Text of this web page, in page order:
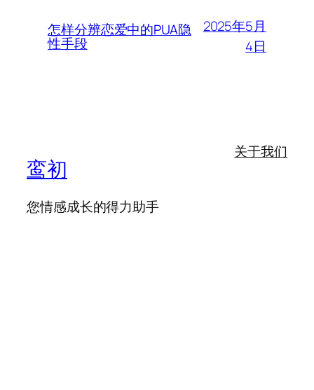
怎样分辨恋爱中的PUA隐
性手段
2025年5月
4日
鸾初
您情感成长的得力助手
关于我们